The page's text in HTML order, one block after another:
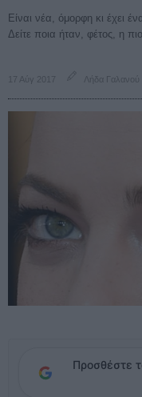
Είναι νέα, όμορφη κι έχει
Δείτε ποια ήταν, φέτος, η
17 Αύγ 2017 Λήδα Γαλανού
Προσθέστε